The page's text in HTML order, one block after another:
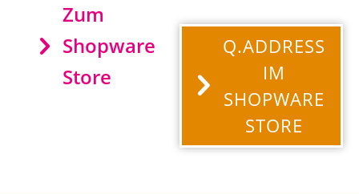
Zum
Shopware
Store
Q.ADDRESS
IM
SHOPWARE
STORE